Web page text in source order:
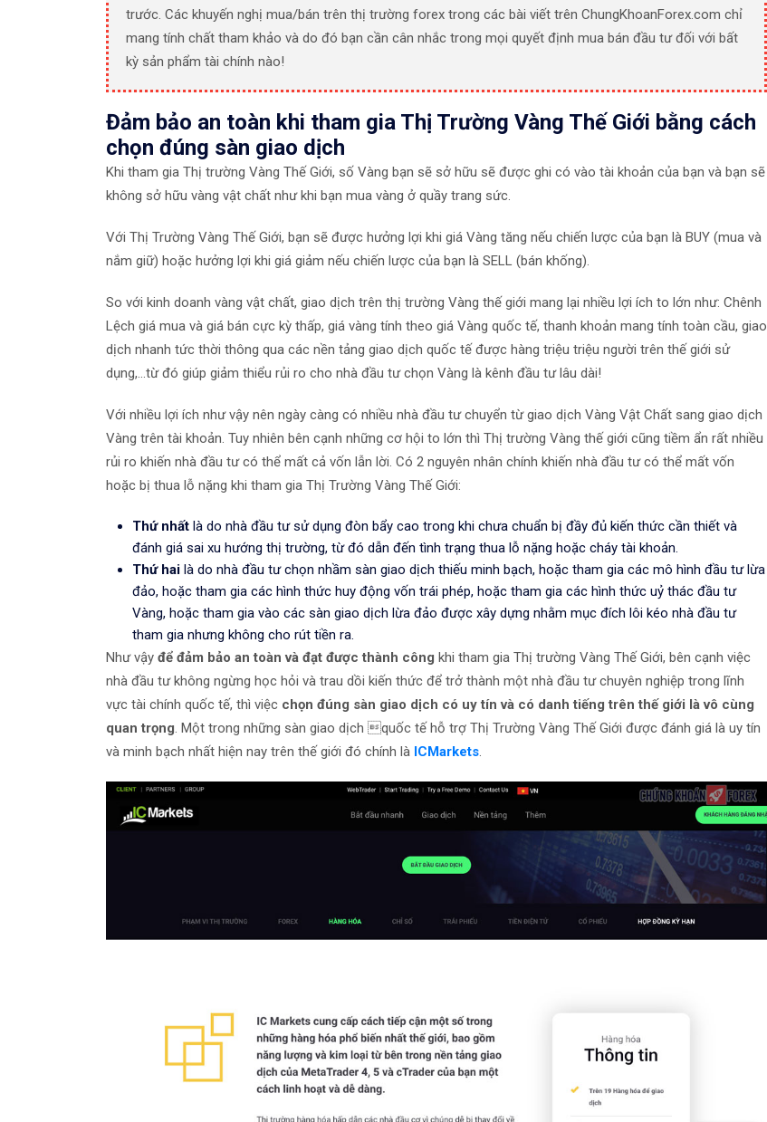
trước. Các khuyến nghị mua/bán trên thị trường forex trong các bài viết trên ChungKhoanForex.com chỉ
mang tính chất tham khảo và do đó bạn cần cân nhắc trong mọi quyết định mua bán đầu tư đối với bất
kỳ sản phẩm tài chính nào!
Đảm bảo an toàn khi tham gia Thị Trường Vàng Thế Giới bằng cách
chọn đúng sàn giao dịch
Khi tham gia Thị trường Vàng Thế Giới, số Vàng bạn sẽ sở hữu sẽ được ghi có vào tài khoản của bạn và bạn sẽ
không sở hữu vàng vật chất như khi bạn mua vàng ở quầy trang sức.
Với Thị Trường Vàng Thế Giới, bạn sẽ được hưởng lợi khi giá Vàng tăng nếu chiến lược của bạn là BUY (mua và
nắm giữ) hoặc hưởng lợi khi giá giảm nếu chiến lược của bạn là SELL (bán khống).
So với kinh doanh vàng vật chất, giao dịch trên thị trường Vàng thế giới mang lại nhiều lợi ích to lớn như: Chênh
Lệch giá mua và giá bán cực kỳ thấp, giá vàng tính theo giá Vàng quốc tế, thanh khoản mang tính toàn cầu, giao
dịch nhanh tức thời thông qua các nền tảng giao dịch quốc tế được hàng triệu triệu người trên thế giới sử
dụng,...từ đó giúp giảm thiểu rủi ro cho nhà đầu tư chọn Vàng là kênh đầu tư lâu dài!
Với nhiều lợi ích như vậy nên ngày càng có nhiều nhà đầu tư chuyển từ giao dịch Vàng Vật Chất sang giao dịch
Vàng trên tài khoản. Tuy nhiên bên cạnh những cơ hội to lớn thì Thị trường Vàng thế giới cũng tiềm ẩn rất nhiều
rủi ro khiến nhà đầu tư có thể mất cả vốn lẫn lời. Có 2 nguyên nhân chính khiến nhà đầu tư có thể mất vốn
hoặc bị thua lỗ nặng khi tham gia Thị Trường Vàng Thế Giới:
Thứ nhất là do nhà đầu tư sử dụng đòn bẩy cao trong khi chưa chuẩn bị đầy đủ kiến thức cần thiết và
đánh giá sai xu hướng thị trường, từ đó dẫn đến tình trạng thua lỗ nặng hoặc cháy tài khoản.
Thứ hai là do nhà đầu tư chọn nhầm sàn giao dịch thiếu minh bạch, hoặc tham gia các mô hình đầu tư lừa
đảo, hoặc tham gia các hình thức huy động vốn trái phép, hoặc tham gia các hình thức uỷ thác đầu tư
Vàng, hoặc tham gia vào các sàn giao dịch lừa đảo được xây dựng nhằm mục đích lôi kéo nhà đầu tư
tham gia nhưng không cho rút tiền ra.
Như vậy để đảm bảo an toàn và đạt được thành công khi tham gia Thị trường Vàng Thế Giới, bên cạnh việc
nhà đầu tư không ngừng học hỏi và trau dồi kiến thức để trở thành một nhà đầu tư chuyên nghiệp trong lĩnh
vực tài chính quốc tế, thì việc chọn đúng sàn giao dịch có uy tín và có danh tiếng trên thế giới là vô cùng
quan trọng. Một trong những sàn giao dịch quốc tế hỗ trợ Thị Trường Vàng Thế Giới được đánh giá là uy tín
và minh bạch nhất hiện nay trên thế giới đó chính là ICMarkets.